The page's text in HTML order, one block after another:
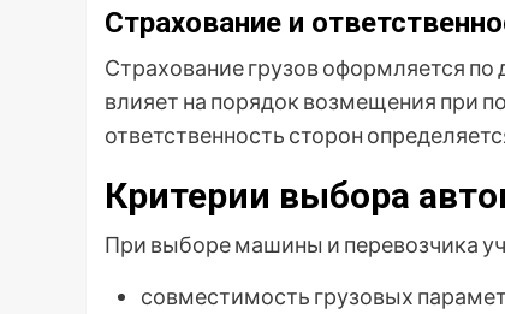
Страхование и
Страхование грузов оформляется по
влияет на порядок возмещения при
ответственность сторон
Критерии выбора
При выборе машины и перевозчика
совместимость грузовых